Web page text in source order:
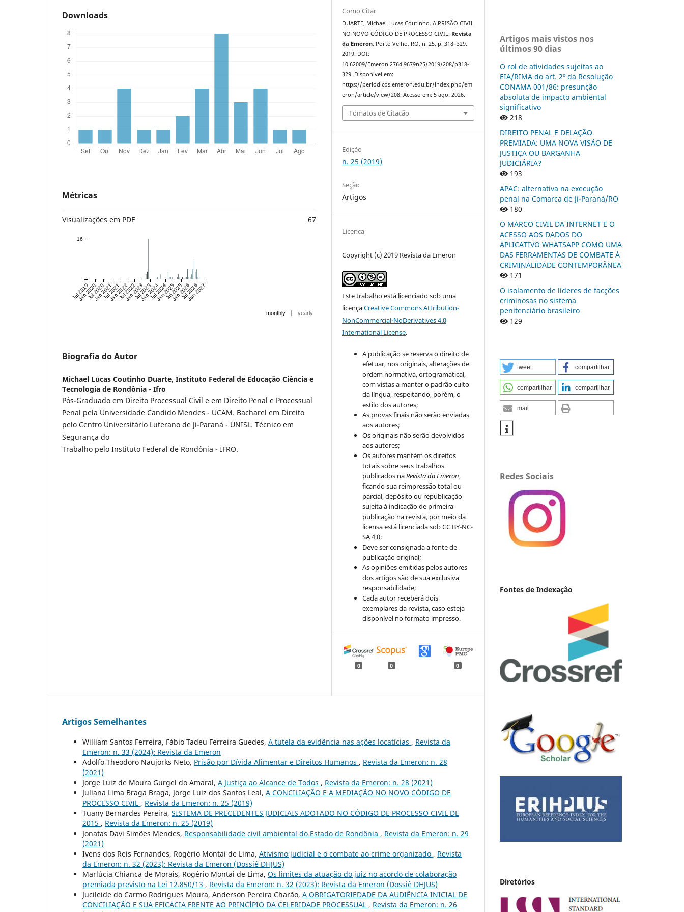
Downloads
Métricas
Visualizações em PDF 67
Jul 2019
Jan 2020
Jul 2020
Jan 2021
Jul 2021
Jan 2022
Jul 2022
Jan 2023
Jul 2023
Jan 2024
Jul 2024
Jan 2025
Jul 2025
Jan 2026
Jul 2026
Jan 2027
16
monthly | yearly
Biografia do Autor
Michael Lucas Coutinho Duarte, Instituto Federal de Educação Ciência e
Tecnologia de Rondônia - Ifro
Pós-Graduado em Direito Processual Civil e em Direito Penal e Processual
Penal pela Universidade Candido Mendes - UCAM. Bacharel em Direito
pelo Centro Universitário Luterano de Ji-Paraná - UNISL. Técnico em
Segurança do
Trabalho pelo Instituto Federal de Rondônia - IFRO.
Como Citar
DUARTE, Michael Lucas Coutinho. A PRISÃO CIVIL
NO NOVO CÓDIGO DE PROCESSO CIVIL. Revista
da Emeron, Porto Velho, RO, n. 25, p. 318–329,
2019. DOI:
10.62009/Emeron.2764.9679n25/2019/208/p318-
329. Disponível em:
https://periodicos.emeron.edu.br/index.php/em
eron/article/view/208. Acesso em: 5 ago. 2026.
Fomatos de Citação
Edição
n. 25 (2019)
Seção
Artigos
Licença
Copyright (c) 2019 Revista da Emeron
Este trabalho está licenciado sob uma
licençaCreative Commons Attribution-
NonCommercial-NoDerivatives 4.0
International License.
A publicação se reserva o direito de
efetuar, nos originais, alterações de
ordem normativa, ortogramatical,
com vistas a manter o padrão culto
da língua, respeitando, porém, o
estilo dos autores;
As provas finais não serão enviadas
aos autores;
Os originais não serão devolvidos
aos autores;
Os autores mantém os direitos
totais sobre seus trabalhos
publicados naRevista da Emeron,
ficando sua reimpressão total ou
parcial, depósito ou republicação
sujeita à indicação de primeira
publicação na revista, por meio da
licensa está licenciada sob CC BY-NC-
SA 4.0;
Deve ser consignada a fonte de
publicação original;
As opiniões emitidas pelos autores
dos artigos são de sua exclusiva
responsabilidade;
Cada autor receberá dois
exemplares da revista, caso esteja
disponível no formato impresso.
0 0 0
Artigos Semelhantes
William Santos Ferreira, Fábio Tadeu Ferreira Guedes, A tutela da evidência nas ações locatícias , Revista da
Emeron: n. 33 (2024): Revista da Emeron
Adolfo Theodoro Naujorks Neto, Prisão por Dívida Alimentar e Direitos Humanos , Revista da Emeron: n. 28
(2021)
Jorge Luiz de Moura Gurgel do Amaral, A Justiça ao Alcance de Todos , Revista da Emeron: n. 28 (2021)
Juliana Lima Braga Braga, Jorge Luiz dos Santos Leal, A CONCILIAÇÃO E A MEDIAÇÃO NO NOVO CÓDIGO DE
PROCESSO CIVIL , Revista da Emeron: n. 25 (2019)
Tuany Bernardes Pereira, SISTEMA DE PRECEDENTES JUDICIAIS ADOTADO NO CÓDIGO DE PROCESSO CIVIL DE
2015 , Revista da Emeron: n. 25 (2019)
Jonatas Davi Simões Mendes, Responsabilidade civil ambiental do Estado de Rondônia , Revista da Emeron: n. 29
(2021)
Ivens dos Reis Fernandes, Rogério Montai de Lima, Ativismo judicial e o combate ao crime organizado , Revista
da Emeron: n. 32 (2023): Revista da Emeron (Dossiê DHJUS)
Marlúcia Chianca de Morais, Rogério Montai de Lima, Os limites da atuação do juiz no acordo de colaboração
premiada previsto na Lei 12.850/13 , Revista da Emeron: n. 32 (2023): Revista da Emeron (Dossiê DHJUS)
Jucileide do Carmo Rodrigues Moura, Anderson Pereira Charão, A OBRIGATORIEDADE DA AUDIÊNCIA INICIAL DE
CONCILIAÇÃO E SUA EFICÁCIA FRENTE AO PRINCÍPIO DA CELERIDADE PROCESSUAL , Revista da Emeron: n. 26
Artigos mais vistos nos
últimos 90 dias
O rol de atividades sujeitas ao
EIA/RIMA do art. 2º da Resolução
CONAMA 001/86: presunção
absoluta de impacto ambiental
significativo
218
DIREITO PENAL E DELAÇÃO
PREMIADA: UMA NOVA VISÃO DE
JUSTIÇA OU BARGANHA
JUDICIÁRIA?
193
APAC: alternativa na execução
penal na Comarca de Ji-Paraná/RO
180
O MARCO CIVIL DA INTERNET E O
ACESSO AOS DADOS DO
APLICATIVO WHATSAPP COMO UMA
DAS FERRAMENTAS DE COMBATE À
CRIMINALIDADE CONTEMPORÂNEA
171
O isolamento de líderes de facções
criminosas no sistema
penitenciário brasileiro
129
tweet compartilhar
compartilhar compartilhar
mail
Redes Sociais
Fontes de Indexação
Diretórios